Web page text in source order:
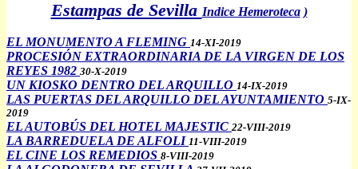
Estampas de Sevilla Indice Hemeroteca )
EL MONUMENTO A FLEMING 14-XI-2019
PROCESIÓN EXTRAORDINARIA DE LA VIRGEN DE LOS
REYES 1982 30-X-2019
UN KIOSKO DENTRO DEL ARQUILLO 14-IX-2019
LAS PUERTAS DEL ARQUILLO DEL AYUNTAMIENTO 5-IX-
2019
EL AUTOBÚS DEL HOTEL MAJESTIC 22-VIII-2019
LA BARREDUELA DE ALFOLI 11-VIII-2019
EL CINE LOS REMEDIOS 8-VIII-2019